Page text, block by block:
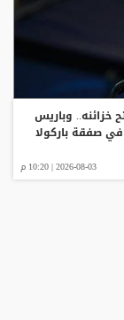
خزائنه.. وباريس
صفقة باركولا
2026-08-03 | 10:20 م